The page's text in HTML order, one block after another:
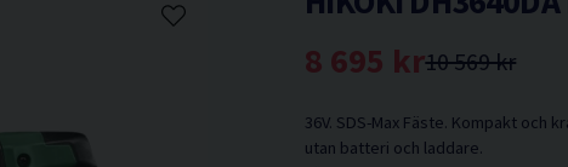
10 569 kr
8 695 kr
36V. SDS-Max Fäste. Kompakt
utan batteri och laddare.